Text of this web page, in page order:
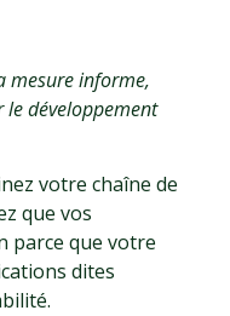
mesure informe,
le développement
votre chaîne de
que vos
parce que votre
dites